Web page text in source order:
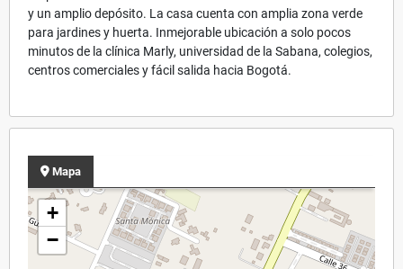
y un amplio depósito. La casa cuenta con amplia zona verde
para jardines y huerta. Inmejorable ubicación a solo pocos
minutos de la clínica Marly, universidad de la Sabana, colegios,
centros comerciales y fácil salida hacia Bogotá.
Mapa
+
−